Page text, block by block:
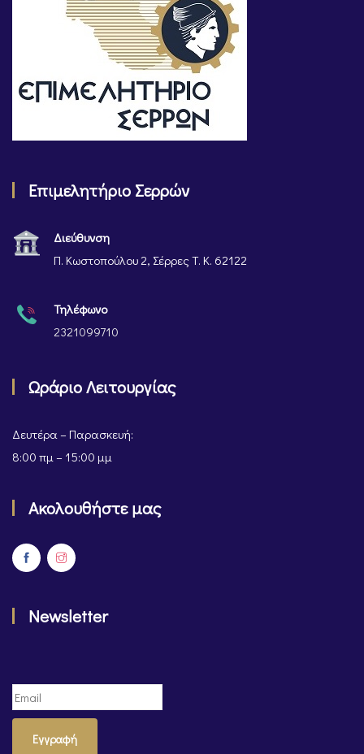
Επιμελητήριο Σερρών
Διεύθυνση
Π. Κωστοπούλου 2, Σέρρες Τ. Κ. 62122
Τηλέφωνο
2321099710
Ωράριο Λειτουργίας
Δευτέρα – Παρασκευή:
8:00 πμ – 15:00 μμ
Ακολουθήστε μας
Newsletter
Εγγραφή